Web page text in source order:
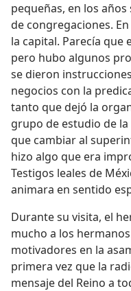
pequeñas, en los
de congregaciones.
la capital. Parecía
pero hubo algunos
se dieron
negocios con la
tanto que dejó la
grupo de estudio de
que cambiar al
hizo algo que era
Testigos leales de
animara en sentido
Durante su visita, el
mucho a los
motivadores en la
primera vez que la
mensaje del Reino a